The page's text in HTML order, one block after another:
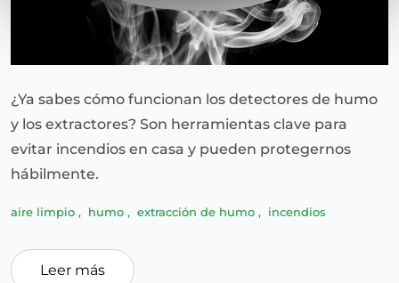
¿Ya sabes cómo funcionan los detectores de humo
y los extractores? Son herramientas clave para
evitar incendios en casa y pueden protegernos
hábilmente.
aire limpio , humo , extracción de humo , incendios
Leer más